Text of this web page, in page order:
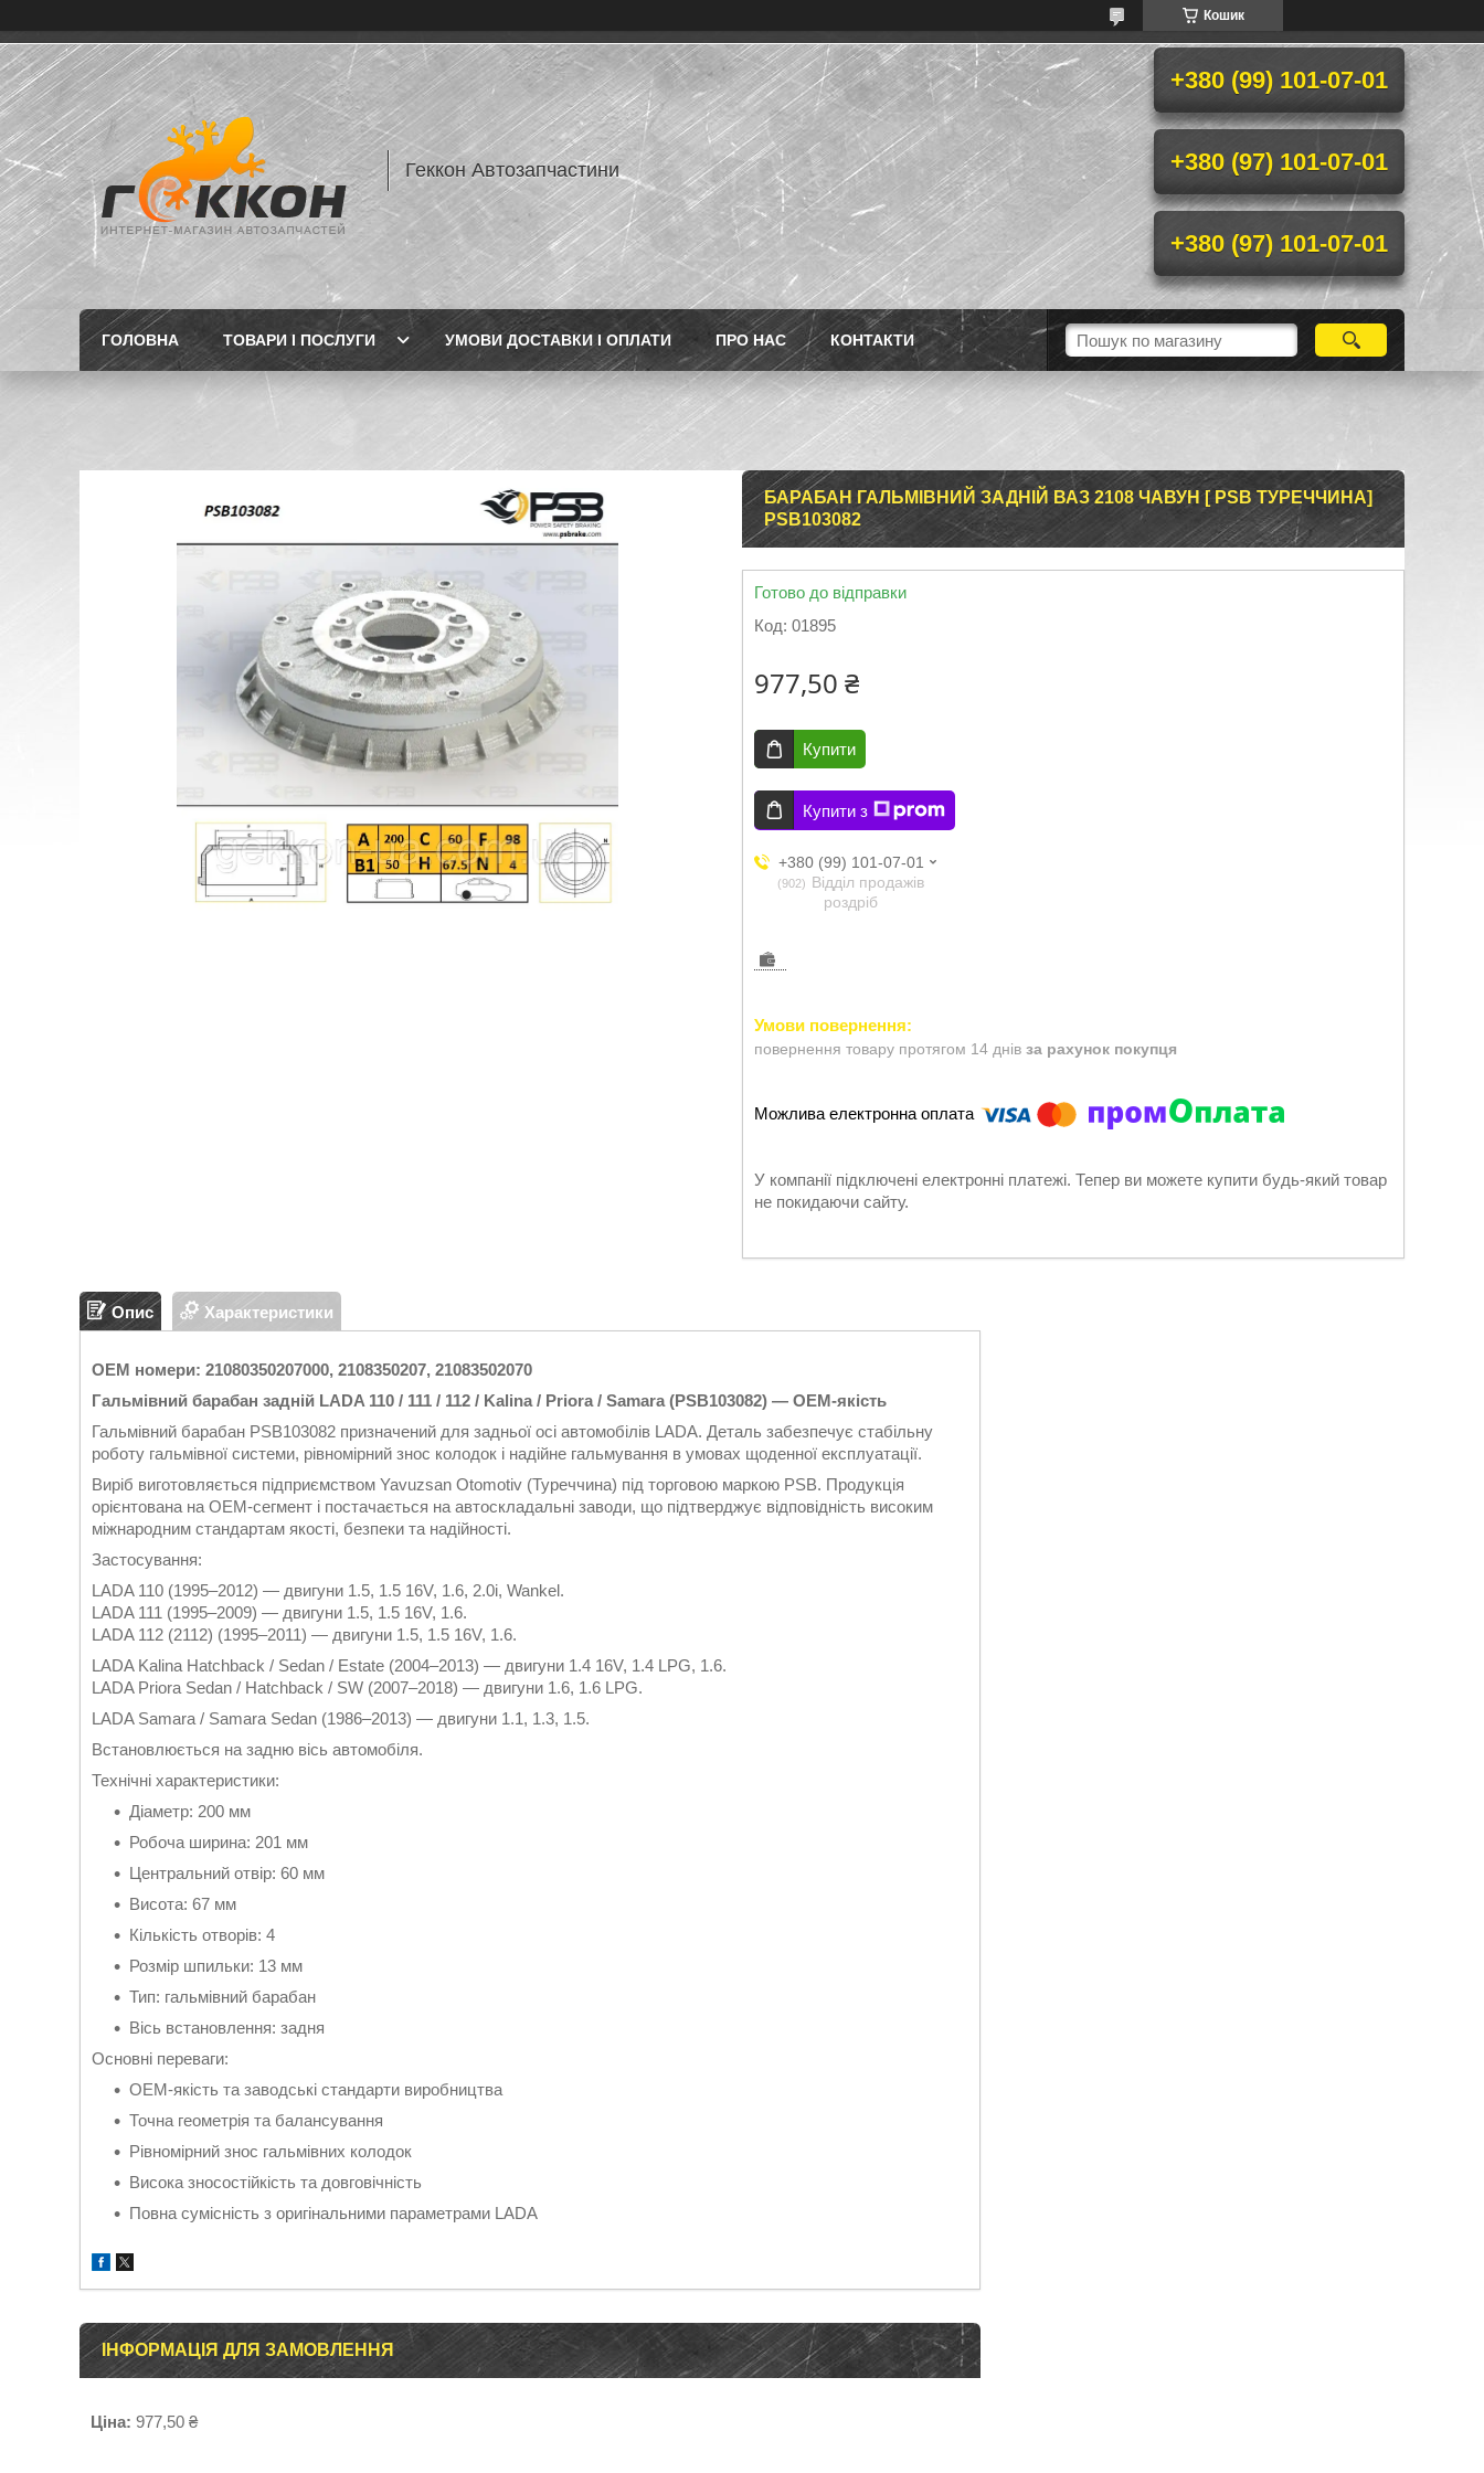
Кошик
Геккон Автозапчастини
+380 (99) 101-07-01
+380 (97) 101-07-01
+380 (97) 101-07-01
ГОЛОВНА ТОВАРИ І ПОСЛУГИ УМОВИ ДОСТАВКИ І ОПЛАТИ ПРО НАС КОНТАКТИ
БАРАБАН ГАЛЬМІВНИЙ ЗАДНІЙ ВАЗ 2108 ЧАВУН [ PSB ТУРЕЧЧИНА]
PSB103082
Готово до відправки
Код: 01895
977,50 ₴
Купити
Купити з
+380 (99) 101-07-01
902
Відділ продажів
роздріб
повернення товару протягом 14 днів за рахунок покупця
У компанії підключені електронні платежі. Тепер ви можете купити будь-який товар
не покидаючи сайту.
Опис Характеристики
OEM номери: 21080350207000, 2108350207, 21083502070
Гальмівний барабан задній LADA 110 / 111 / 112 / Kalina / Priora / Samara (PSB103082) — OEM-якість
Гальмівний барабан PSB103082 призначений для задньої осі автомобілів LADA. Деталь забезпечує стабільну
роботу гальмівної системи, рівномірний знос колодок і надійне гальмування в умовах щоденної експлуатації.
Виріб виготовляється підприємством Yavuzsan Otomotiv (Туреччина) під торговою маркою PSB. Продукція
орієнтована на OEM-сегмент і постачається на автоскладальні заводи, що підтверджує відповідність високим
міжнародним стандартам якості, безпеки та надійності.
Застосування:
LADA 110 (1995–2012) — двигуни 1.5, 1.5 16V, 1.6, 2.0i, Wankel.
LADA 111 (1995–2009) — двигуни 1.5, 1.5 16V, 1.6.
LADA 112 (2112) (1995–2011) — двигуни 1.5, 1.5 16V, 1.6.
LADA Kalina Hatchback / Sedan / Estate (2004–2013) — двигуни 1.4 16V, 1.4 LPG, 1.6.
LADA Priora Sedan / Hatchback / SW (2007–2018) — двигуни 1.6, 1.6 LPG.
LADA Samara / Samara Sedan (1986–2013) — двигуни 1.1, 1.3, 1.5.
Встановлюється на задню вісь автомобіля.
Технічні характеристики:
Діаметр: 200 мм
Робоча ширина: 201 мм
Центральний отвір: 60 мм
Висота: 67 мм
Кількість отворів: 4
Розмір шпильки: 13 мм
Тип: гальмівний барабан
Вісь встановлення: задня
Основні переваги:
OEM-якість та заводські стандарти виробництва
Точна геометрія та балансування
Рівномірний знос гальмівних колодок
Висока зносостійкість та довговічність
Повна сумісність з оригінальними параметрами LADA
ІНФОРМАЦІЯ ДЛЯ ЗАМОВЛЕННЯ
Ціна: 977,50 ₴